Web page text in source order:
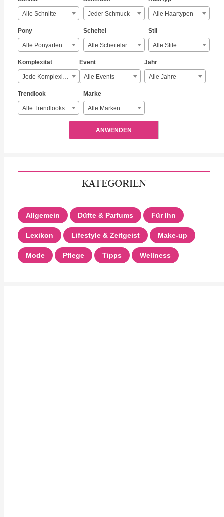
Alle Schnitte Jeder Schmuck Alle Haartypen
Pony
Alle Ponyarten
Scheitel
Alle Scheitelarten
Stil
Alle Stile
Komplexität
Jede Komplexität
Event
Alle Events
Jahr
Alle Jahre
Trendlook
Alle Trendlooks
Marke
Alle Marken
ANWENDEN
KATEGORIEN
Allgemein Düfte & Parfums Für Ihn
Lexikon Lifestyle & Zeitgeist Make-up
Mode Pflege Tipps Wellness